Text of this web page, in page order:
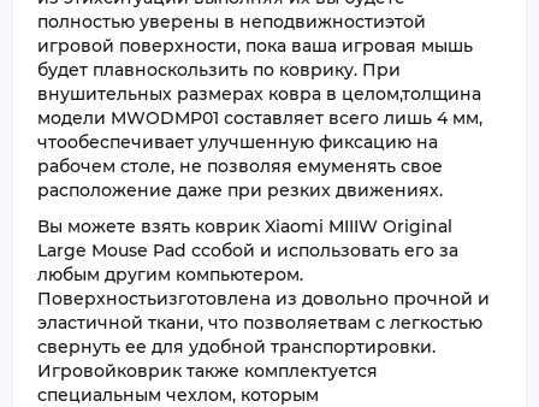
полностью уверены в неподвижностиэтой
игровой поверхности, пока ваша игровая мышь
будет плавноскользить по коврику. При
внушительных размерах ковра в целом,толщина
модели MWODMP01 составляет всего лишь 4 мм,
чтообеспечивает улучшенную фиксацию на
рабочем столе, не позволяя емуменять свое
расположение даже при резких движениях.
Вы можете взять коврик Xiaomi MIIIW Original
Large Mouse Pad ссобой и использовать его за
любым другим компьютером.
Поверхностьизготовлена из довольно прочной и
эластичной ткани, что позволяетвам с легкостью
свернуть ее для удобной транспортировки.
Игровойковрик также комплектуется
специальным чехлом, которым